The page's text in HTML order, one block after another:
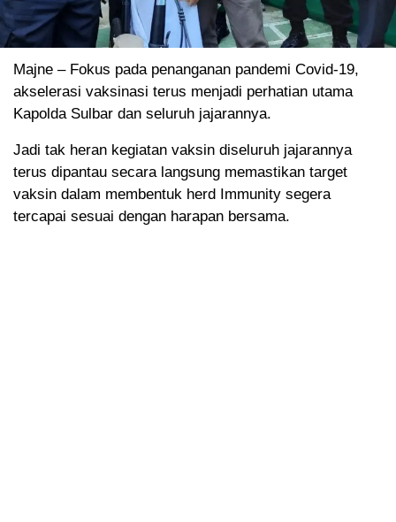
Majne – Fokus pada penanganan pandemi Covid-19,
akselerasi vaksinasi terus menjadi perhatian utama
Kapolda Sulbar dan seluruh jajarannya.
Jadi tak heran kegiatan vaksin diseluruh jajarannya
terus dipantau secara langsung memastikan target
vaksin dalam membentuk herd Immunity segera
tercapai sesuai dengan harapan bersama.